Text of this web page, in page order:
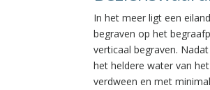
In het meer ligt een
begraven op het
verticaal begraven.
het heldere water van
verdween en met